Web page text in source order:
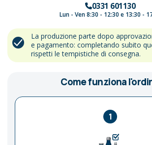
0331 601130
Lun - Ven 8:30 - 12:30 e 13:30 -
La produzione parte dopo
e pagamento: completando subito
rispetti le tempistiche di consegna.
Come funziona
1